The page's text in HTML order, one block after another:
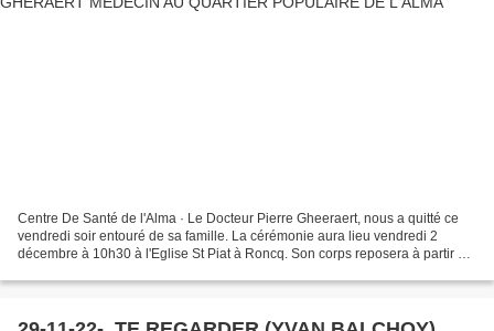
Centre De Santé de l'Alma · Le Docteur Pierre Gheeraert, nous a quitté ce
vendredi soir entouré de sa famille. La cérémonie aura lieu vendredi 2
décembre à 10h30 à l'Eglise St Piat à Roncq. Son corps reposera à partir de